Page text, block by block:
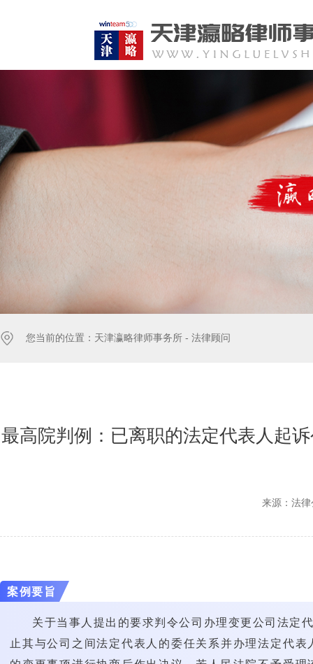
您当前的位置： 天津瀛略律师事务所 - 法律顾问
最高院判例：已离职的法定代表人起
来源：法律
案例要旨
关于当事人提出的要求判令公司办理变更公司法定
止其与公司之间法定代表人的委任关系并办理法定代